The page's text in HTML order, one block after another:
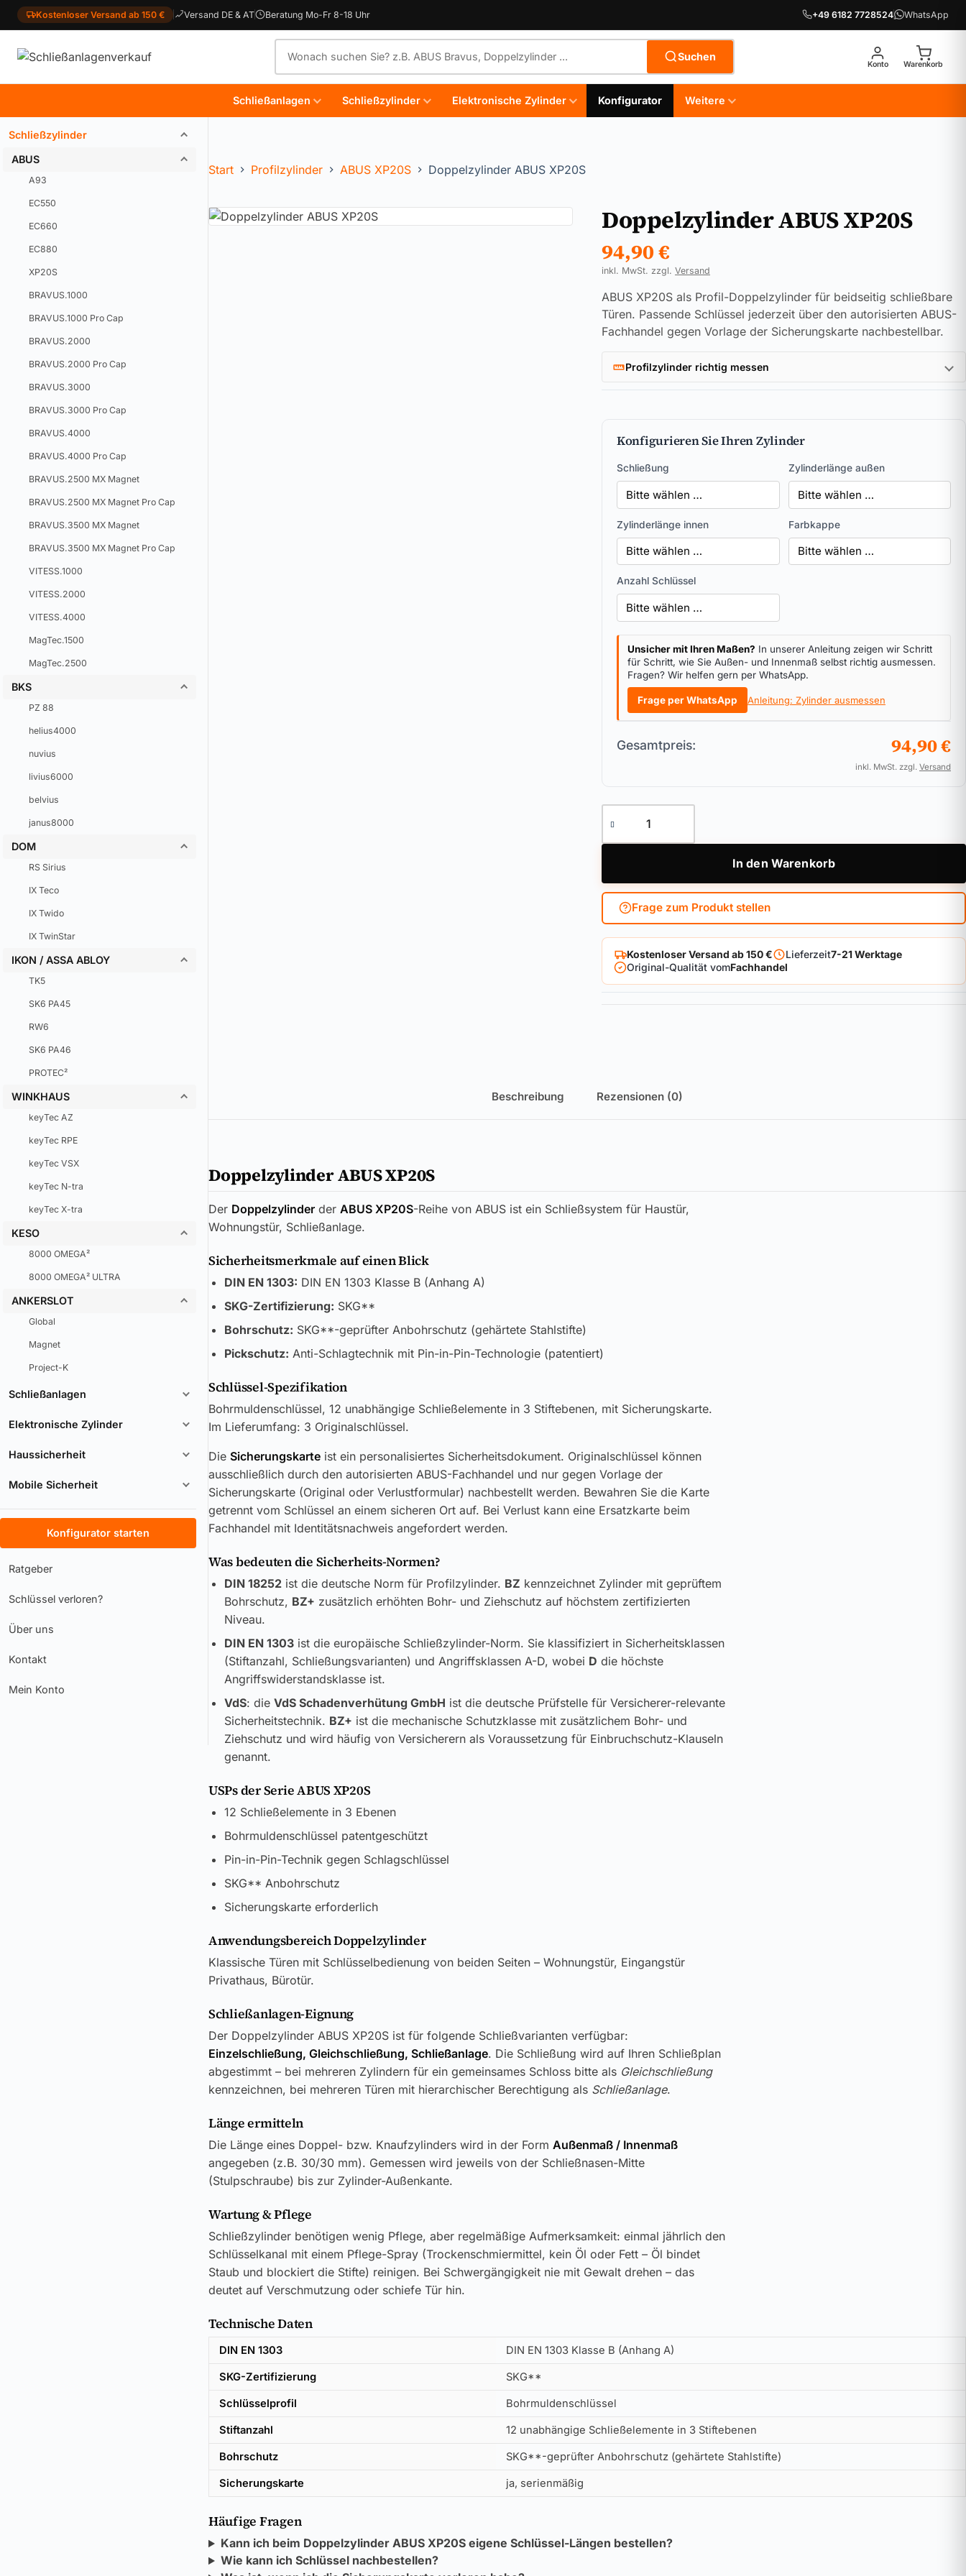
Kostenloser Versand ab 150 € Versand DE & AT Beratung Mo-Fr 8-18 Uhr +49 6182 7728524 WhatsApp
Suchen
Konto Warenkorb
Schließanlagen Schließzylinder Elektronische Zylinder Konfigurator Weitere
Schließzylinder
ABUS
A93
EC550
EC660
EC880
XP20S
BRAVUS.1000
BRAVUS.1000 Pro Cap
BRAVUS.2000
BRAVUS.2000 Pro Cap
BRAVUS.3000
BRAVUS.3000 Pro Cap
BRAVUS.4000
BRAVUS.4000 Pro Cap
BRAVUS.2500 MX Magnet
BRAVUS.2500 MX Magnet Pro Cap
BRAVUS.3500 MX Magnet
BRAVUS.3500 MX Magnet Pro Cap
VITESS.1000
VITESS.2000
VITESS.4000
MagTec.1500
MagTec.2500
BKS
PZ 88
helius4000
nuvius
livius6000
belvius
janus8000
DOM
RS Sirius
IX Teco
IX Twido
IX TwinStar
IKON / ASSA ABLOY
TK5
SK6 PA45
RW6
SK6 PA46
PROTEC²
WINKHAUS
keyTec AZ
keyTec RPE
keyTec VSX
keyTec N-tra
keyTec X-tra
KESO
8000 OMEGA²
8000 OMEGA² ULTRA
ANKERSLOT
Global
Magnet
Project-K
Schließanlagen
Elektronische Zylinder
Haussicherheit
Mobile Sicherheit
Konfigurator starten
Ratgeber
Schlüssel verloren?
Über uns
Kontakt
Mein Konto
Start Profilzylinder ABUS XP20S Doppelzylinder ABUS XP20S
Doppelzylinder ABUS XP20S
94,90€
inkl. MwSt. zzgl. Versand
ABUS XP20S als Profil-Doppelzylinder für beidseitig schließbare
Türen. Passende Schlüssel jederzeit über den autorisierten ABUS-
Fachhandel gegen Vorlage der Sicherungskarte nachbestellbar.
Profilzylinder richtig messen
Konfigurieren Sie Ihren Zylinder
Schließung Zylinderlänge außen
Zylinderlänge innen Farbkappe
Anzahl Schlüssel
Unsicher mit Ihren Maßen? In unserer Anleitung zeigen wir Schritt
für Schritt, wie Sie Außen- und Innenmaß selbst richtig ausmessen.
Fragen? Wir helfen gern per WhatsApp.
Frage per WhatsApp Anleitung: Zylinder ausmessen
Gesamtpreis: 94,90 €
inkl. MwSt. zzgl. Versand
In den Warenkorb
Frage zum Produkt stellen
Kostenloser Versand ab 150 € Lieferzeit7-21 Werktage
Original-Qualität vomFachhandel
Beschreibung Rezensionen (0)
Doppelzylinder ABUS XP20S
Der Doppelzylinder der ABUS XP20S-Reihe von ABUS ist ein Schließsystem für Haustür,
Wohnungstür, Schließanlage.
Sicherheitsmerkmale auf einen Blick
DIN EN 1303: DIN EN 1303 Klasse B (Anhang A)
SKG-Zertifizierung: SKG**
Bohrschutz: SKG**-geprüfter Anbohrschutz (gehärtete Stahlstifte)
Pickschutz: Anti-Schlagtechnik mit Pin-in-Pin-Technologie (patentiert)
Schlüssel-Spezifikation
Bohrmuldenschlüssel, 12 unabhängige Schließelemente in 3 Stiftebenen, mit Sicherungskarte.
Im Lieferumfang: 3 Originalschlüssel.
Die Sicherungskarte ist ein personalisiertes Sicherheitsdokument. Originalschlüssel können
ausschließlich durch den autorisierten ABUS-Fachhandel und nur gegen Vorlage der
Sicherungskarte (Original oder Verlustformular) nachbestellt werden. Bewahren Sie die Karte
getrennt vom Schlüssel an einem sicheren Ort auf. Bei Verlust kann eine Ersatzkarte beim
Fachhandel mit Identitätsnachweis angefordert werden.
Was bedeuten die Sicherheits-Normen?
DIN 18252ist die deutsche Norm für Profilzylinder. BZ kennzeichnet Zylinder mit geprüftem
Bohrschutz, BZ+ zusätzlich erhöhten Bohr- und Ziehschutz auf höchstem zertifizierten
Niveau.
DIN EN 1303ist die europäische Schließzylinder-Norm. Sie klassifiziert in Sicherheitsklassen
(Stiftanzahl, Schließungsvarianten) und Angriffsklassen A-D, wobei D die höchste
Angriffswiderstandsklasse ist.
VdS: die VdS Schadenverhütung GmbH ist die deutsche Prüfstelle für Versicherer-relevante
Sicherheitstechnik. BZ+ ist die mechanische Schutzklasse mit zusätzlichem Bohr- und
Ziehschutz und wird häufig von Versicherern als Voraussetzung für Einbruchschutz-Klauseln
genannt.
USPs der Serie ABUS XP20S
12 Schließelemente in 3 Ebenen
Bohrmuldenschlüssel patentgeschützt
Pin-in-Pin-Technik gegen Schlagschlüssel
SKG** Anbohrschutz
Sicherungskarte erforderlich
Anwendungsbereich Doppelzylinder
Klassische Türen mit Schlüsselbedienung von beiden Seiten – Wohnungstür, Eingangstür
Privathaus, Bürotür.
Schließanlagen-Eignung
Der Doppelzylinder ABUS XP20S ist für folgende Schließvarianten verfügbar:
Einzelschließung, Gleichschließung, Schließanlage. Die Schließung wird auf Ihren Schließplan
abgestimmt – bei mehreren Zylindern für ein gemeinsames Schloss bitte als Gleichschließung
kennzeichnen, bei mehreren Türen mit hierarchischer Berechtigung als Schließanlage.
Länge ermitteln
Die Länge eines Doppel- bzw. Knaufzylinders wird in der Form Außenmaß / Innenmaß
angegeben (z.B. 30/30 mm). Gemessen wird jeweils von der Schließnasen-Mitte
(Stulpschraube) bis zur Zylinder-Außenkante.
Wartung & Pflege
Schließzylinder benötigen wenig Pflege, aber regelmäßige Aufmerksamkeit: einmal jährlich den
Schlüsselkanal mit einem Pflege-Spray (Trockenschmiermittel, kein Öl oder Fett – Öl bindet
Staub und blockiert die Stifte) reinigen. Bei Schwergängigkeit nie mit Gewalt drehen – das
deutet auf Verschmutzung oder schiefe Tür hin.
Technische Daten
DIN EN 1303 DIN EN 1303 Klasse B (Anhang A)
SKG-Zertifizierung SKG**
Schlüsselprofil Bohrmuldenschlüssel
Stiftanzahl 12 unabhängige Schließelemente in 3 Stiftebenen
Bohrschutz SKG**-geprüfter Anbohrschutz (gehärtete Stahlstifte)
Sicherungskarte ja, serienmäßig
Häufige Fragen
Kann ich beim Doppelzylinder ABUS XP20S eigene Schlüssel-Längen bestellen?
Wie kann ich Schlüssel nachbestellen?